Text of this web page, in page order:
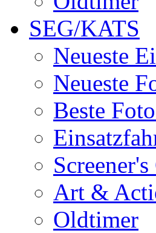
SEG/KATS
Neueste
Neueste
Beste
Art &
Oldtimer